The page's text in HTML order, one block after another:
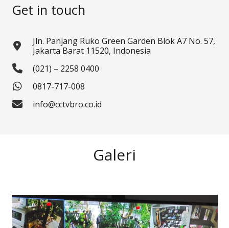
Get in touch
Jln. Panjang Ruko Green Garden Blok A7 No. 57,
Jakarta Barat 11520, Indonesia
(021) – 2258 0400
0817-717-008
info@cctvbro.co.id
Galeri